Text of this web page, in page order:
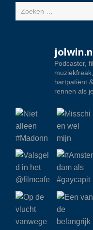
Zoeken
naar:
Podcaster,
hartpatiënt
rennen als